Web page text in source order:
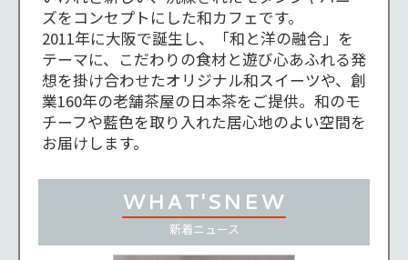
ズをコンセプトにした和カフェです。
2011年に大阪で誕生し、「和と洋の融合」を
テーマに、こだわりの食材と遊び心あふれる発
想を掛け合わせたオリジナル和スイーツや、創
業160年の老舗茶屋の日本茶をご提供。和のモ
チーフや藍色を取り入れた居心地のよい空間を
お届けします。
WHAT'SNEW
新着ニュース